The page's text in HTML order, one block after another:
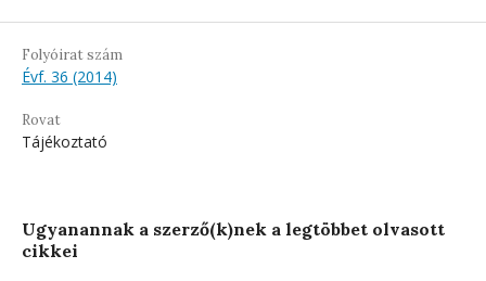
Folyóirat szám
Évf. 36 (2014)
Rovat
Tájékoztató
Ugyanannak a szerző(k)nek a legtöbbet olvasott
cikkei